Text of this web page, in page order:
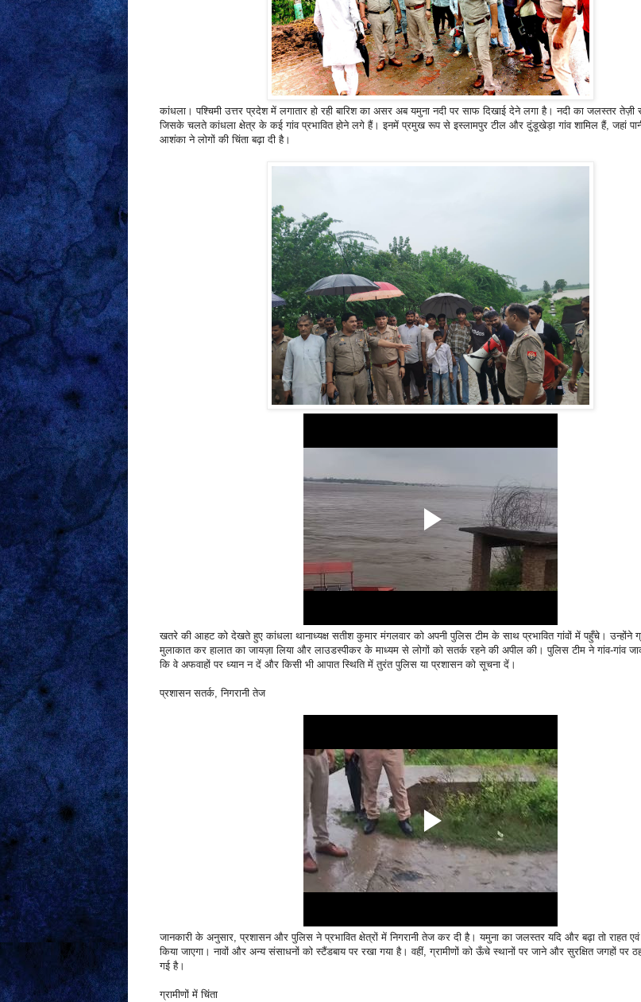
कांधला। पश्चिमी उत्तर प्रदेश में लगातार हो रही बारिश का असर अब यमुना नदी पर साफ दिखाई देने लगा है। नदी का जलस्तर
जिसके चलते कांधला क्षेत्र के कई गांव प्रभावित होने लगे हैं। इनमें प्रमुख रूप से इस्लामपुर टील और दुंडूखेड़ा गांव शामिल हैं, जहां
आशंका ने लोगों की चिंता बढ़ा दी है।
खतरे की आहट को देखते हुए कांधला थानाध्यक्ष सतीश कुमार मंगलवार को अपनी पुलिस टीम के साथ प्रभावित गांवों में पहुँचे। उन्होंने
मुलाकात कर हालात का जायज़ा लिया और लाउडस्पीकर के माध्यम से लोगों को सतर्क रहने की अपील की। पुलिस टीम ने गांव-गांव
कि वे अफवाहों पर ध्यान न दें और किसी भी आपात स्थिति में तुरंत पुलिस या प्रशासन को सूचना दें।
प्रशासन सतर्क, निगरानी तेज
जानकारी के अनुसार, प्रशासन और पुलिस ने प्रभावित क्षेत्रों में निगरानी तेज कर दी है। यमुना का जलस्तर यदि और बढ़ा तो राहत एवं
किया जाएगा। नावों और अन्य संसाधनों को स्टैंडबाय पर रखा गया है। वहीं, ग्रामीणों को ऊँचे स्थानों पर जाने और सुरक्षित जगहों पर
गई है।
ग्रामीणों में चिंता